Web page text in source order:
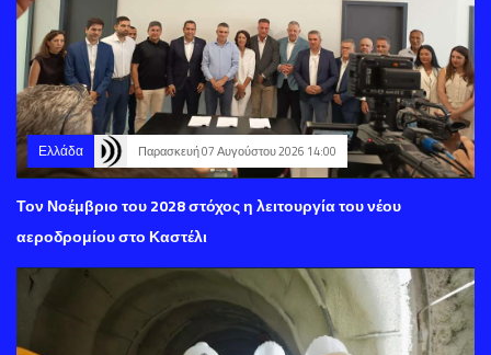
Ελλάδα Παρασκευή 07 Αυγούστου 2026 14:00
Τον Νοέμβριο του 2028 στόχος η λειτουργία του νέου
αεροδρομίου στο Καστέλι